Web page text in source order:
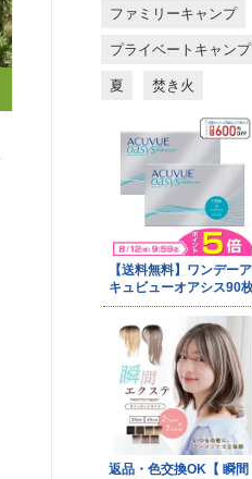
ファミリーキャンプ
プライベートキャンプ
夏 焚き火